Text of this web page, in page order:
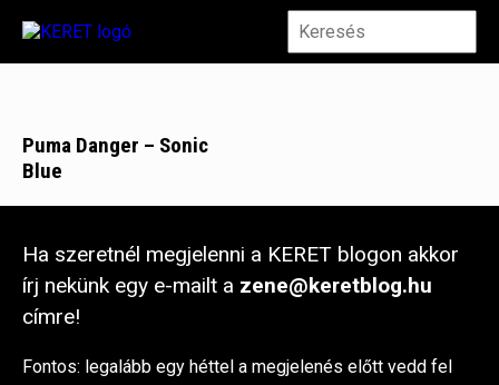
Puma Danger – Sonic
Blue
Ha szeretnél megjelenni a KERET blogon akkor
írj nekünk egy e-mailt a zene@keretblog.hu
címre!
Fontos: legalább egy héttel a megjelenés előtt vedd fel